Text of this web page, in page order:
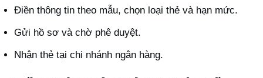
Điền thông tin theo mẫu, chọn loại thẻ và hạn mức.
Gửi hồ sơ và chờ phê duyệt.
Nhận thẻ tại chi nhánh ngân hàng.